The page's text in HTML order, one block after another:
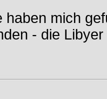
haben mich
- die